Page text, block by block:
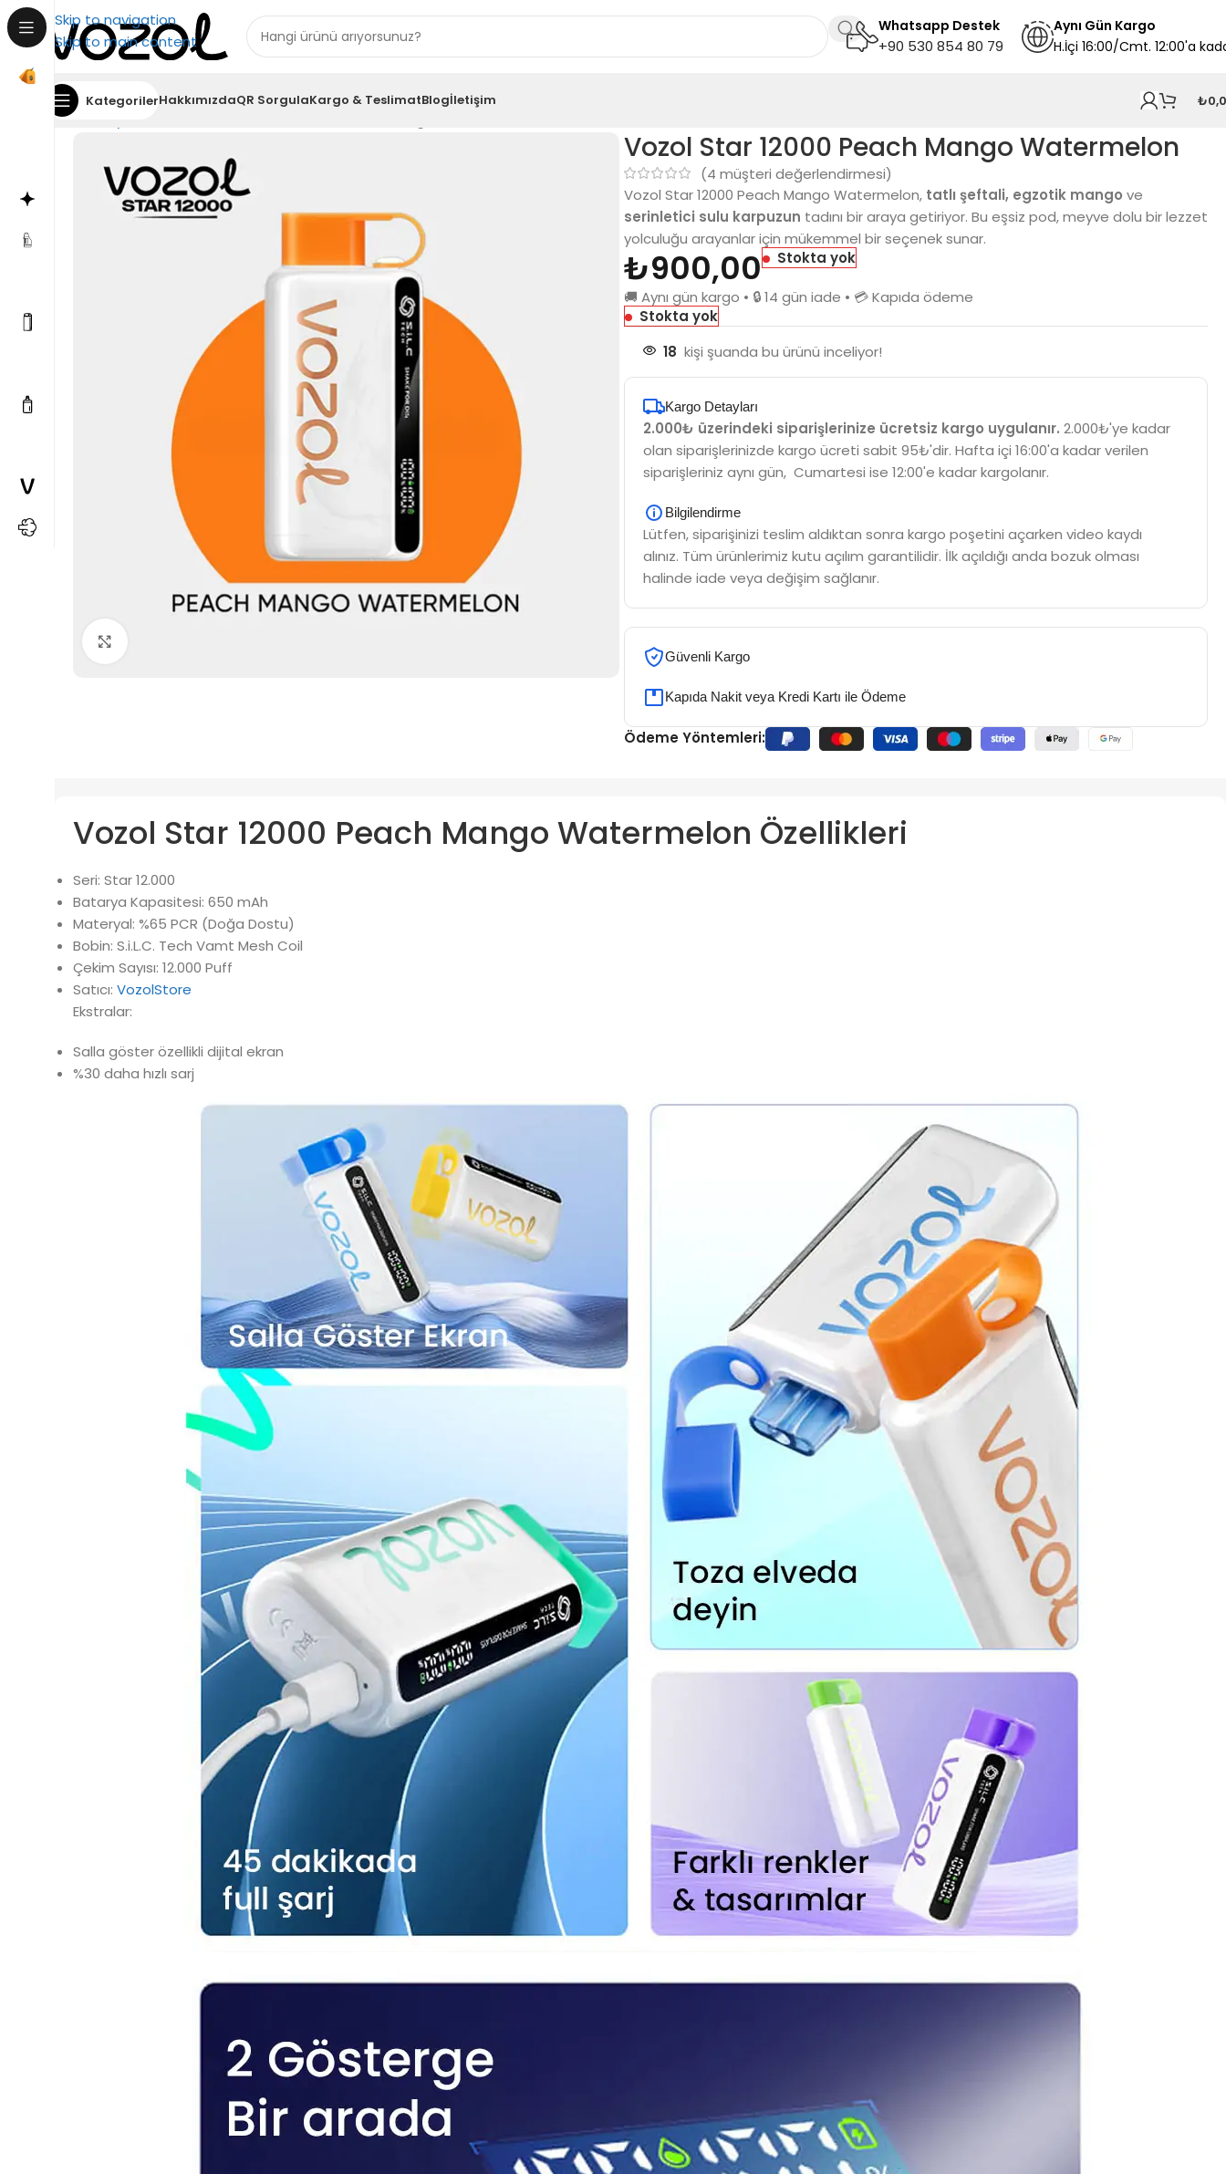
Skip to navigation
Skip to main content
Whatsapp Destek
+90 530 854 80 79
Aynı Gün Kargo
H.İçi 16:00/Cmt. 12:00'a
KategorilerHakkımızdaQR SorgulaKargo & TeslimatBlogİletişim ₺
Ana Sayfa
Vozol Star 12000 Peach Mango Watermelon
(4 müşteri değerlendirmesi)
Vozol Star 12000 Peach Mango Watermelon,tatlı şeftali, egzotik mango ve
serinletici sulu karpuzun tadını bir araya getiriyor. Bu eşsiz pod, meyve dolu bir lezzet
yolculuğu arayanlar için mükemmel bir seçenek sunar.
₺900,00 Stokta yok
🚚 Aynı gün kargo • 🔒 14 gün iade • 💳 Kapıda ödeme
Stokta yok
18 kişi şuanda bu ürünü inceliyor!
Kargo Detayları
2.000₺ üzerindeki siparişlerinize ücretsiz kargo uygulanır. 2.000₺'ye kadar
olan siparişlerinizde kargo ücreti sabit 95₺'dir. Hafta içi 16:00'a kadar verilen
siparişleriniz aynı gün, Cumartesi ise 12:00'e kadar kargolanır.
Bilgilendirme
Lütfen, siparişinizi teslim aldıktan sonra kargo poşetini açarken video kaydı
alınız. Tüm ürünlerimiz kutu açılım garantilidir. İlk açıldığı anda bozuk olması
halinde iade veya değişim sağlanır.
Güvenli Kargo
Kapıda Nakit veya Kredi Kartı ile Ödeme
Ödeme Yöntemleri:
Vozol Star 12000 Peach Mango Watermelon Özellikleri
Seri: Star 12.000
Batarya Kapasitesi: 650 mAh
Materyal: %65 PCR (Doğa Dostu)
Bobin: S.i.L.C. Tech Vamt Mesh Coil
Çekim Sayısı: 12.000 Puff
Satıcı: VozolStore
Ekstralar:
Salla göster özellikli dijital ekran
%30 daha hızlı sarj